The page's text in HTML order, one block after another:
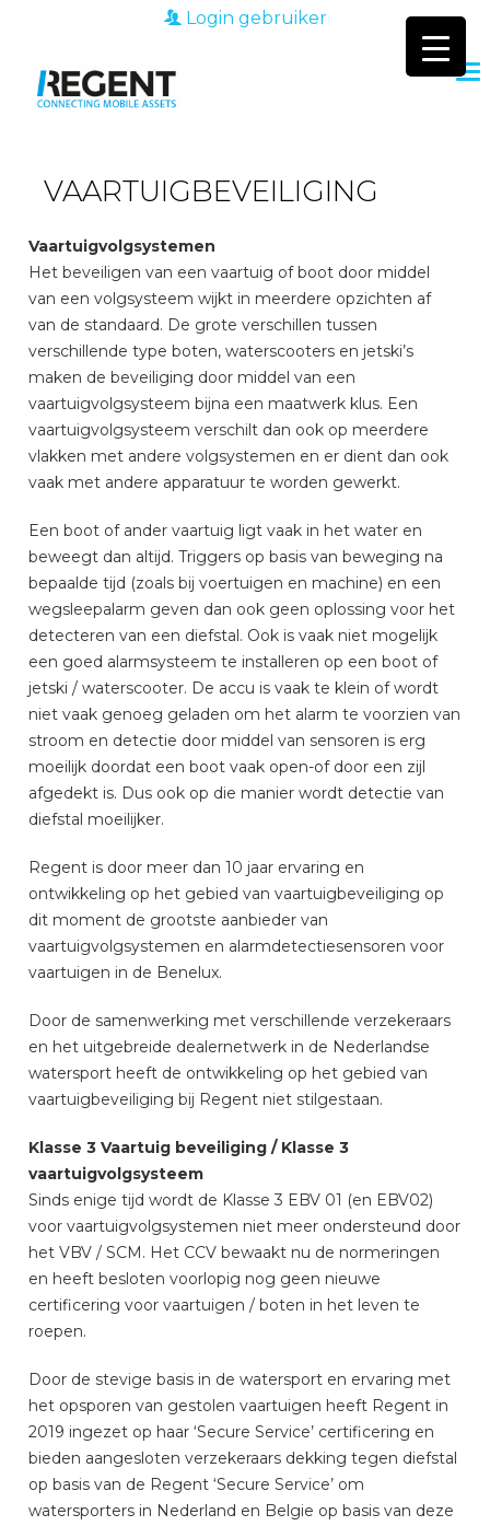
Login gebruiker
VAARTUIGBEVEILIGING
Vaartuigvolgsystemen
Het beveiligen van een vaartuig of boot door middel
van een volgsysteem wijkt in meerdere opzichten af
van de standaard. De grote verschillen tussen
verschillende type boten, waterscooters en jetski’s
maken de beveiliging door middel van een
vaartuigvolgsysteem bijna een maatwerk klus. Een
vaartuigvolgsysteem verschilt dan ook op meerdere
vlakken met andere volgsystemen en er dient dan ook
vaak met andere apparatuur te worden gewerkt.
Een boot of ander vaartuig ligt vaak in het water en
beweegt dan altijd. Triggers op basis van beweging na
bepaalde tijd (zoals bij voertuigen en machine) en een
wegsleepalarm geven dan ook geen oplossing voor het
detecteren van een diefstal. Ook is vaak niet mogelijk
een goed alarmsysteem te installeren op een boot of
jetski / waterscooter. De accu is vaak te klein of wordt
niet vaak genoeg geladen om het alarm te voorzien van
stroom en detectie door middel van sensoren is erg
moeilijk doordat een boot vaak open-of door een zijl
afgedekt is. Dus ook op die manier wordt detectie van
diefstal moeilijker.
Regent is door meer dan 10 jaar ervaring en
ontwikkeling op het gebied van vaartuigbeveiliging op
dit moment de grootste aanbieder van
vaartuigvolgsystemen en alarmdetectiesensoren voor
vaartuigen in de Benelux.
Door de samenwerking met verschillende verzekeraars
en het uitgebreide dealernetwerk in de Nederlandse
watersport heeft de ontwikkeling op het gebied van
vaartuigbeveiliging bij Regent niet stilgestaan.
Klasse 3 Vaartuig beveiliging / Klasse 3
vaartuigvolgsysteem
Sinds enige tijd wordt de Klasse 3 EBV 01 (en EBV02)
voor vaartuigvolgsystemen niet meer ondersteund door
het VBV / SCM. Het CCV bewaakt nu de normeringen
en heeft besloten voorlopig nog geen nieuwe
certificering voor vaartuigen / boten in het leven te
roepen.
Door de stevige basis in de watersport en ervaring met
het opsporen van gestolen vaartuigen heeft Regent in
2019 ingezet op haar ‘Secure Service’ certificering en
bieden aangesloten verzekeraars dekking tegen diefstal
op basis van de Regent ‘Secure Service’ om
watersporters in Nederland en Belgie op basis van deze